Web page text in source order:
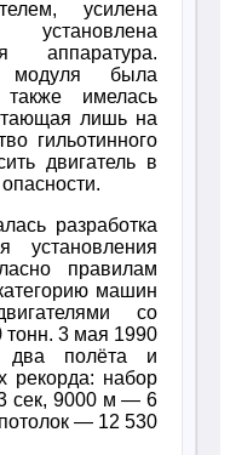
усилена
установлена
аппаратура.
модуля была
также имелась
лишь на
гильотинного
двигатель в
разработка
установления
правилам
машин
со
3 мая 1990
два полёта и
рекорда: набор
сек, 9000 м — 6
— 12 530